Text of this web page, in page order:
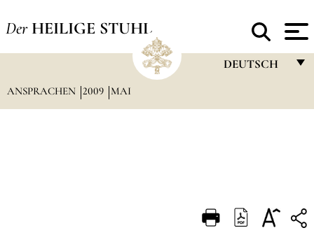
Der HEILIGE STUHL
DEUTSCH
DEUTSCH
ANSPRACHEN 2009 MAI